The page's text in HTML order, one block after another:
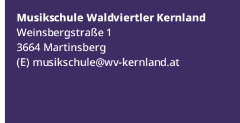
Musikschule Waldviertler Kernland
Weinsbergstraße 1
3664 Martinsberg
(E) musikschule@wv-kernland.at